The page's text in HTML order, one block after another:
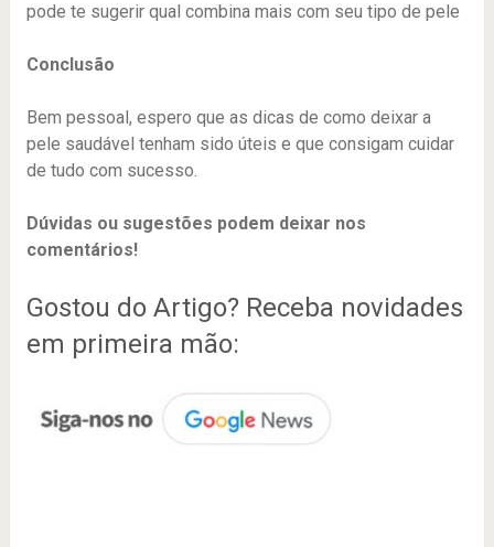
pode te sugerir qual combina mais com seu tipo de pele
Conclusão
Bem pessoal, espero que as dicas de como deixar a
pele saudável tenham sido úteis e que consigam cuidar
de tudo com sucesso.
Dúvidas ou sugestões podem deixar nos
comentários!
Gostou do Artigo? Receba novidades
em primeira mão: